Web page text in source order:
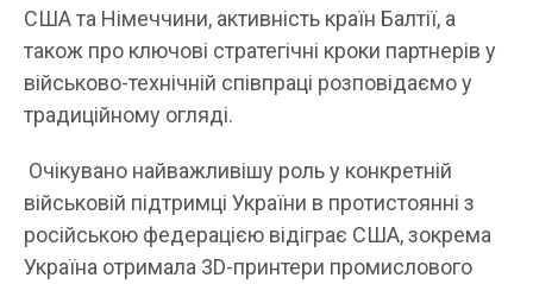
США та Німеччини, активність країн Балтії, а
також про ключові стратегічні кроки партнерів у
військово-технічній співпраці розповідаємо у
традиційному огляді.
Очікувано найважливішу роль у конкретній
військовій підтримці України в протистоянні з
російською федерацією відіграє США, зокрема
Україна отримала 3D-принтери промислового